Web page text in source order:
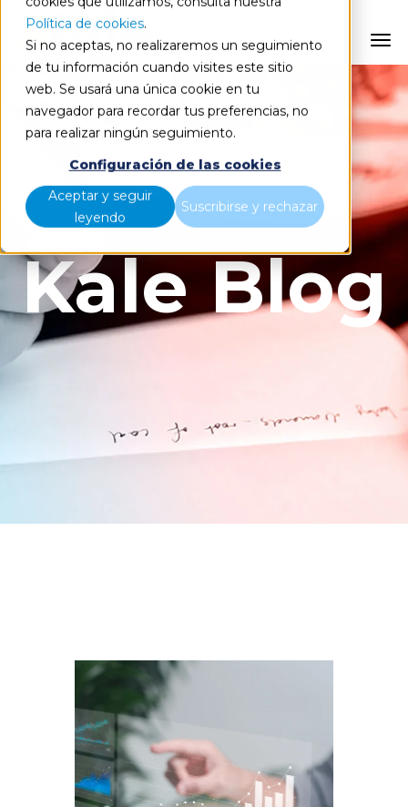
Política de cookies.
Si no aceptas, no realizaremos un seguimiento
de tu información cuando visites este sitio
web. Se usará una única cookie en tu
navegador para recordar tus preferencias, no
para realizar ningún seguimiento.
Configuración de las cookies
Aceptar y seguir
leyendo
Suscribirse y rechazar
EN
Kale Blog